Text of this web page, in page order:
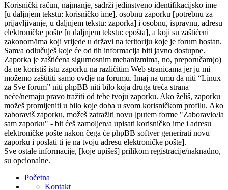
Korisnički račun, najmanje, sadrži jedinstveno identifikacijsko ime
[u daljnjem tekstu: korisničko ime], osobnu zaporku [potrebnu za
prijavljivanje, u daljnjem tekstu: zaporka] i osobnu, ispravnu, adresu
elektroničke pošte [u daljnjem tekstu: epošta], a koji su zaštićeni
zakonom/ima koji vrijede u državi na teritoriju koje je forum hostan.
Sam/a odlučuješ koje će od tih informacija biti javno dostupne.
Zaporka je zaštićena sigurnosnim mehanizmima, no, preporučam(o)
da ne koristiš istu zaporku na različitim Web stranicama jer ju mi
možemo zaštititi samo ovdje na forumu. Imaj na umu da niti “Linux
za Sve forum” niti phpBB niti bilo koja druga treća strana
neće/nemaju pravo tražiti od tebe tvoju zaporku. Ako želiš, zaporku
možeš promijeniti u bilo koje doba u svom korisničkom profilu. Ako
zaboraviš zaporku, možeš zatražiti novu [putem forme "Zaboravio/la
sam zaporku" - bit ćeš zamoljen/a upisati korisničko ime i adresu
elektroničke pošte nakon čega će phpBB softver generirati novu
zaporku i poslati ti je na tvoju adresu elektroničke pošte].
Sve ostale informacije, [koje upišeš] prilikom registracije/naknadno,
su opcionalne.
Početna
Kontakt